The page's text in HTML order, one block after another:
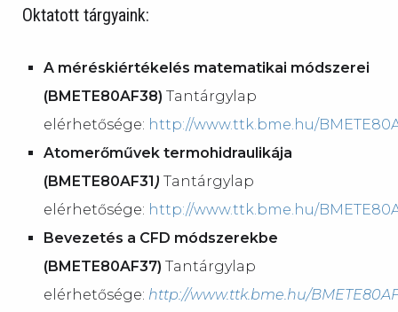
Oktatott tárgyaink:
A méréskiértékelés matematikai módszerei
(BMETE80AF38) Tantárgylap
elérhetősége: http://www.ttk.bme.hu/
Atomerőművek termohidraulikája
(BMETE80AF31) Tantárgylap
elérhetősége: http://www.ttk.bme.hu/
Bevezetés a CFD módszerekbe
(BMETE80AF37) Tantárgylap
elérhetősége: http://www.ttk.bme.hu/